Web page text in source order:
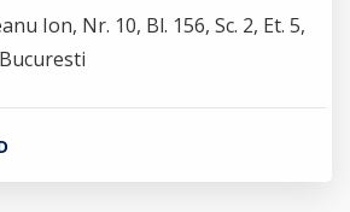
Ion, Nr. 10, Bl. 156, Sc. 2, Et. 5,